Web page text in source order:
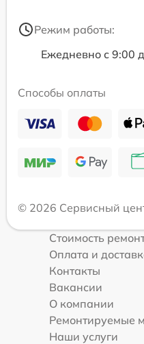
Режим работы:
Ежедневно с 9:00
Способы оплаты
© 2026 Сервисный
Стоимость
Оплата и
Контакты
Вакансии
О компании
Ремонтируемые
Наши услуги